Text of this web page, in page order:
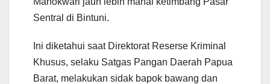
Sentral di Bintuni.
Ini diketahui saat Direktorat Reserse Kriminal
Khusus, selaku Satgas Pangan Daerah Papua
Barat, melakukan sidak bapok bawang dan